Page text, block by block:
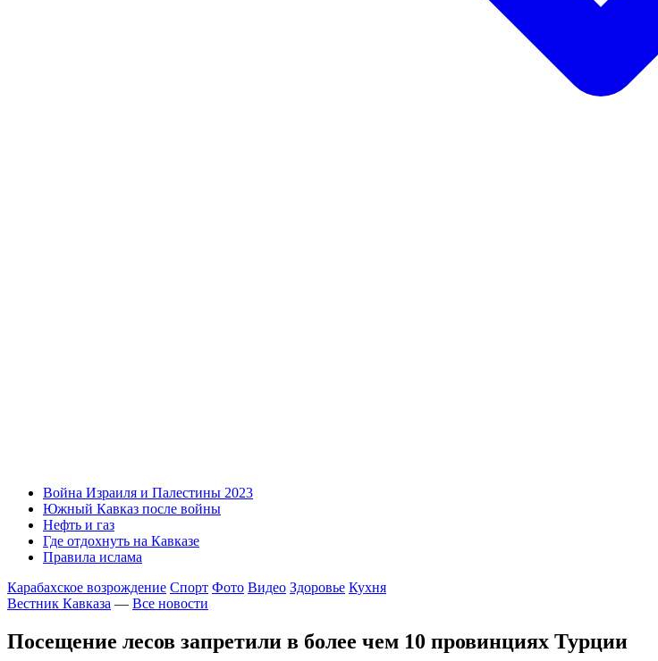
Война Израиля и Палестины 2023
Южный Кавказ после войны
Нефть и газ
Где отдохнуть на Кавказе
Правила ислама
Карабахское возрождение Спорт Фото Видео Здоровье Кухня
Вестник Кавказа — Все новости
Посещение лесов запретили в более чем 10 провинциях Турции